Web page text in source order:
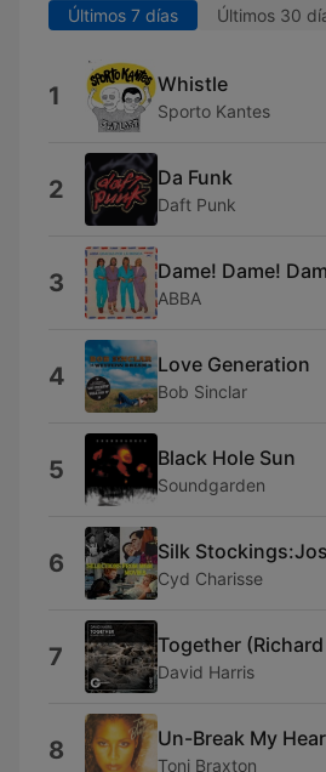
Últimos 7 días Últimos 30
1 Whistle
Sporto Kantes
2 Da Funk
Daft Punk
3 Dame! Dame!
ABBA
4 Love Generation
Bob Sinclar
5 Black Hole Sun
Soundgarden
6 Silk
Cyd Charisse
7 Together
David Harris
8 Un-Break My
Toni Braxton